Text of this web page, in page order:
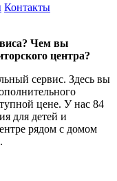
Контакты
Чем вы
центра?
сервис. Здесь вы
цене. У нас 84
для детей и
рядом с домом